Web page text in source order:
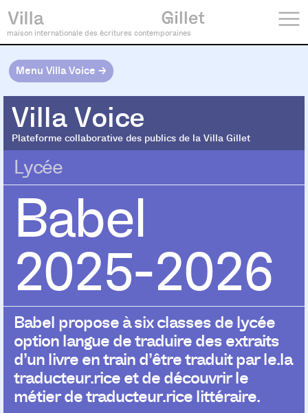
maison internationale des écritures contemporaines
Menu Villa Voice →
Villa Voice
Plateforme collaborative des publics de la Villa Gillet
Villa Voice
Lycée
Babel
2025-2026
Babel propose à six classes de lycée
option langue de traduire des extraits
d’un livre en train d’être traduit par le.la
traducteur.rice et de découvrir le
métier de traducteur.rice littéraire.